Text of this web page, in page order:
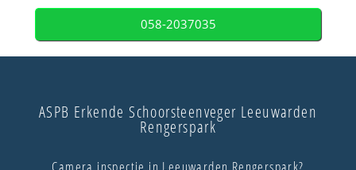
058-2037035
ASPB Erkende Schoorsteenveger Leeuwarden
Rengerspark
Camera inspectie in Leeuwarden Rengerspark?